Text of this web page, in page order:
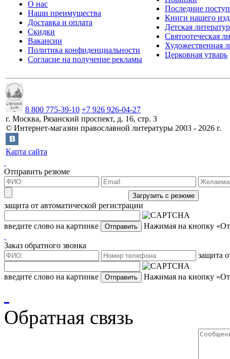
О нас
Наши преимущества
Доставка и оплата
Скидки
Вакансии
Политика конфиденциальности
Согласие на получение рекламы
Последние
Книги нашего
Детская
Святоотеческая
Художественная
Церковная утварь
8 800 775-39-10 +7 926 926-04-27
г. Москва, Рязанский проспект, д. 16, стр. 3
© Интернет-магазин православной литературы 2003 - 2026 г.
Карта сайта
Отправить резюме
защита от автоматической регистрации
введите слово на картинке Нажимая на кнопку
Заказ обратного звонка
защита
введите слово на картинке Нажимая на кнопку
Обратная связь